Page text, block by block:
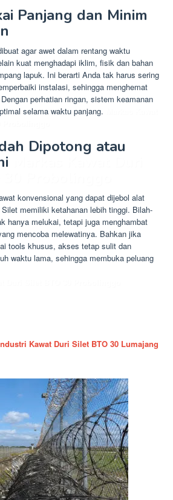
Panjang dan Minim
agar awet dalam rentang waktu
kuat menghadapi iklim, fisik dan bahan
lapuk. Ini berarti Anda tak harus sering
instalasi, sehingga menghemat
perhatian ringan, sistem keamanan
selama waktu panjang.
Dipotong atau
konvensional yang dapat dijebol alat
memiliki ketahanan lebih tinggi. Bilah-
hanya melukai, tetapi juga menghambat
mencoba melewatinya. Bahkan jika
tools khusus, akses tetap sulit dan
waktu lama, sehingga membuka peluang
Kawat Duri Silet BTO 30 Lumajang